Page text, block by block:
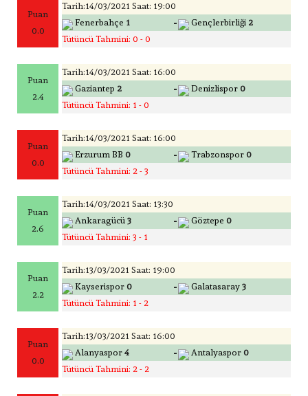
Puan
0.0
Tarih:14/03/2021 Saat: 19:00
Fenerbahçe 1 - Gençlerbirliği 2
Tütüncü Tahmini: 0 - 0
Puan
2.4
Tarih:14/03/2021 Saat: 16:00
Gaziantep 2 - Denizlispor 0
Tütüncü Tahmini: 1 - 0
Puan
0.0
Tarih:14/03/2021 Saat: 16:00
Erzurum BB 0 - Trabzonspor 0
Tütüncü Tahmini: 2 - 3
Puan
2.6
Tarih:14/03/2021 Saat: 13:30
Ankaragücü 3 - Göztepe 0
Tütüncü Tahmini: 3 - 1
Puan
2.2
Tarih:13/03/2021 Saat: 19:00
Kayserispor 0 - Galatasaray 3
Tütüncü Tahmini: 1 - 2
Puan
0.0
Tarih:13/03/2021 Saat: 16:00
Alanyaspor 4 - Antalyaspor 0
Tütüncü Tahmini: 2 - 2